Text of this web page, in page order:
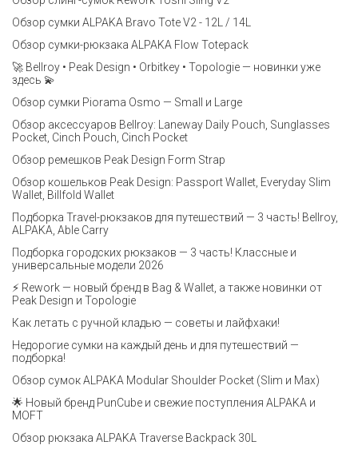
Обзор сумки ALPAKA Bravo Tote V2 - 12L / 14L
Обзор сумки-рюкзака ALPAKA Flow Totepack
🚀 Bellroy • Peak Design • Orbitkey • Topologie — новинки уже
здесь 💫
Обзор сумки Piorama Osmo — Small и Large
Обзор аксессуаров Bellroy: Laneway Daily Pouch, Sunglasses
Pocket, Cinch Pouch, Cinch Pocket
Обзор ремешков Peak Design Form Strap
Обзор кошельков Peak Design: Passport Wallet, Everyday Slim
Wallet, Billfold Wallet
Подборка Travel-рюкзаков для путешествий — 3 часть! Bellroy,
ALPAKA, Able Carry
Подборка городских рюкзаков — 3 часть! Классные и
универсальные модели 2026
⚡️ Rework — новый бренд в Bag & Wallet, а также новинки от
Peak Design и Topologie
Как летать с ручной кладью — советы и лайфхаки!
Недорогие сумки на каждый день и для путешествий —
подборка!
Обзор сумок ALPAKA Modular Shoulder Pocket (Slim и Max)
🌟 Новый бренд PunCube и свежие поступления ALPAKA и
MOFT
Обзор рюкзака ALPAKA Traverse Backpack 30L